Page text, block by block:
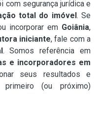
com segurança jurídica e
total do imóvel . Se
incorporar em Goiânia,
iniciante, fale com a
. Somos referência em
e incorporadores em
seus resultados e
(ou próximo)